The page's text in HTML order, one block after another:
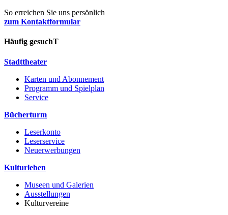
So erreichen Sie uns persönlich
zum Kontaktformular
Häufig gesuchT
Stadttheater
Karten und Abonnement
Programm und Spielplan
Service
Bücherturm
Leserkonto
Leserservice
Neuerwerbungen
Kulturleben
Museen und Galerien
Ausstellungen
Kulturvereine